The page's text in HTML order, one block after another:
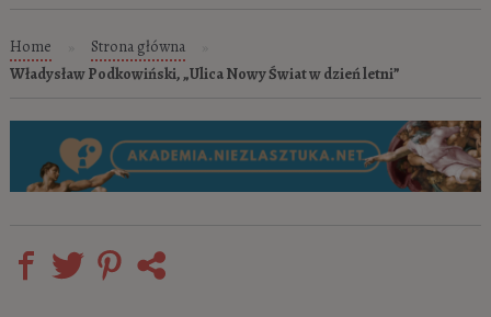
Home Strona główna
Władysław Podkowiński, „Ulica Nowy Świat w dzień letni”